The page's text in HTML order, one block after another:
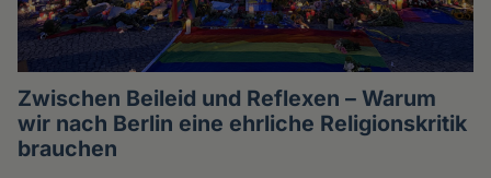
Zwischen Beileid und Reflexen – Warum
wir nach Berlin eine ehrliche Religionskritik
brauchen